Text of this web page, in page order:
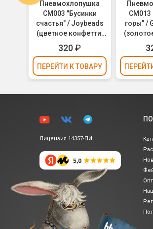
Пневмохлопушка
CM003 "Бусинки
счастья" / Joybeads
(цветное конфетти,
фольга) 30см
320₽
ПЕРЕЙТИ К ТОВАРУ
горы" /
Лицензия 14357-ПИ